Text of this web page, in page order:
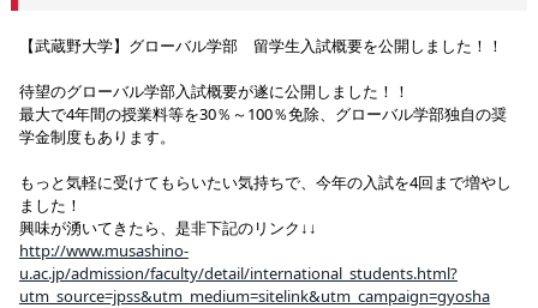
【武蔵野大学】グローバル学部 留学生入試概要を公開しました！！
待望のグローバル学部入試概要が遂に公開しました！！
最大で4年間の授業料等を30％～100％免除、グローバル学部独自の奨
学金制度もあります。
もっと気軽に受けてもらいたい気持ちで、今年の入試を4回まで増やし
ました！
興味が湧いてきたら、是非下記のリンク↓↓
http://www.musashino-
u.ac.jp/admission/faculty/detail/international_students.html?
utm_source=jpss&utm_medium=sitelink&utm_campaign=gyosha